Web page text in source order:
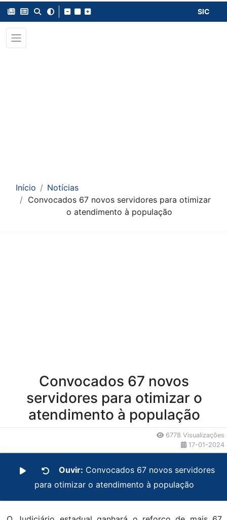
SIC
Início
Notícias
Convocados 67 novos servidores para otimizar
o atendimento à população
Convocados 67 novos
servidores para otimizar o
atendimento à população
6778 Visualizações
17-01-2024
Ouvir: Convocados 67 novos servidores
para otimizar o atendimento à população